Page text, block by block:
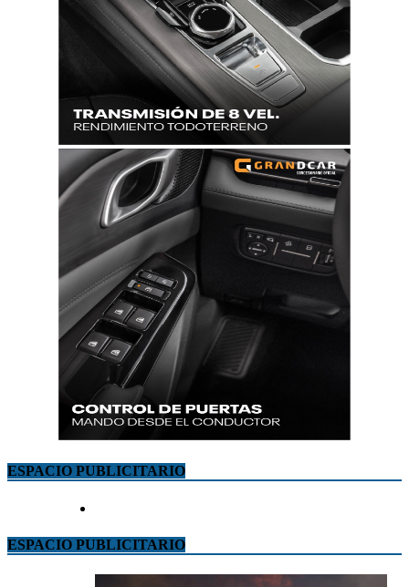
ESPACIO PUBLICITARIO
ESPACIO PUBLICITARIO